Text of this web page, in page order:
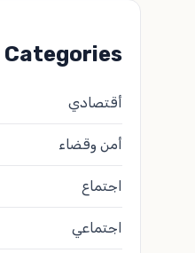
Categories
أقتصادي
أمن وقضاء
اجتماع
اجتماعي